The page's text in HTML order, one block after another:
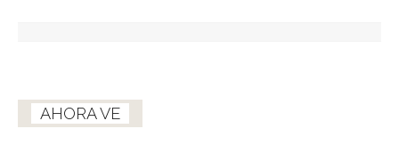
AHORA VE